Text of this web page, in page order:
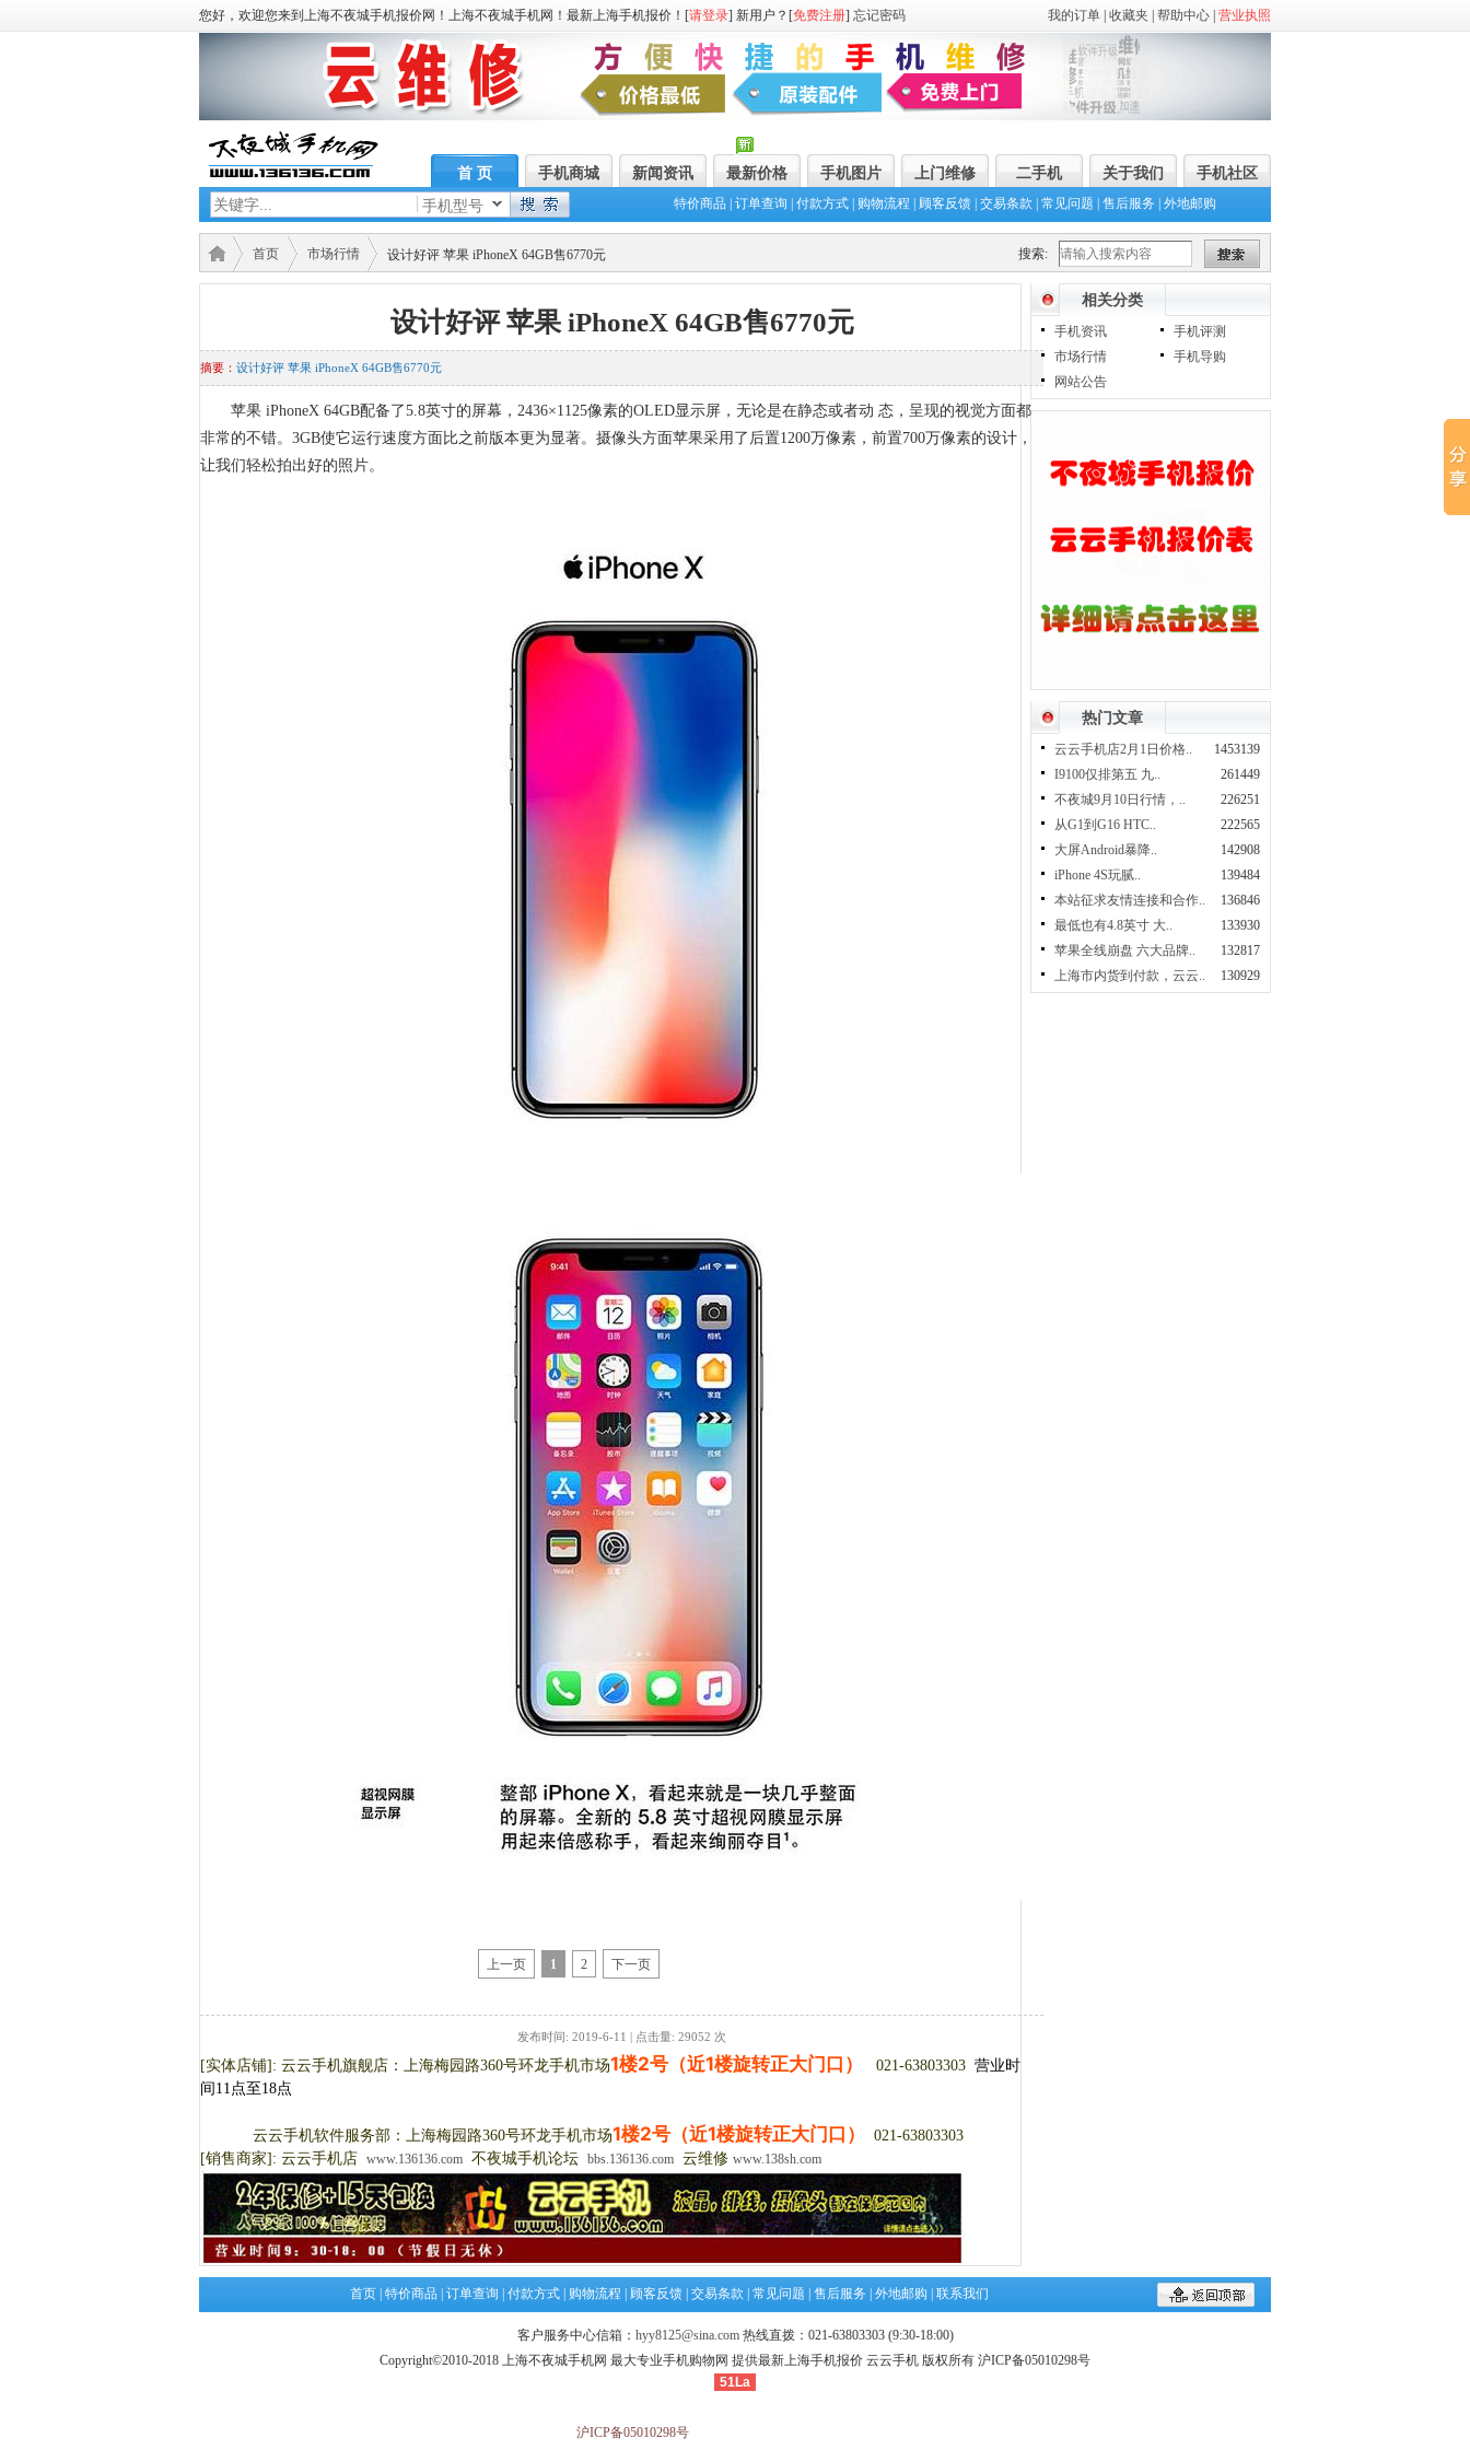
您好，欢迎您来到上海不夜城手机报价网！上海不夜城手机网！最新上海手机报价！[请登录] 新用户？[免费注册] 忘记密码 我的订单 收藏夹 帮助中心 营业执照
首 页 手机商城 新闻资讯 最新价格 手机图片 上门维修 二手机 关于我们
手机社区
手机型号
特价商品 订单查询 付款方式 购物流程 顾客反馈 交易条款 常见问题 售后服务 外地邮购
首页 市场行情 设计好评 苹果 iPhoneX 64GB售6770元 搜索:
设计好评 苹果 iPhoneX 64GB售6770元
摘要： 设计好评 苹果 iPhoneX 64GB售6770元
苹果 iPhoneX 64GB配备了5.8英寸的屏幕，2436×1125像素的OLED显示屏，无论是在静态或者动 态，呈现的视觉方面都
非常的不错。3GB使它运行速度方面比之前版本更为显著。摄像头方面苹果采用了后置1200万像素，前置700万像素的设计，
让我们轻松拍出好的照片。
上一页 1 2 下一页
发布时间: 2019-6-11 | 点击量: 29052 次
[实体店铺]: 云云手机旗舰店：上海梅园路360号环龙手机市场1楼2号（近1楼旋转正大门口） 021-63803303 营业时
间11点至18点
云云手机软件服务部：上海梅园路360号环龙手机市场1楼2号（近1楼旋转正大门口）
021-63803303
[销售商家]: 云云手机店 www.136136.com 不夜城手机论坛 bbs.136136.com 云维修 www.138sh.com
相关分类
手机资讯
手机评测
市场行情
手机导购
网站公告
热门文章
云云手机店2月1日价格..
1453139
I9100仅排第五 九..
261449
不夜城9月10日行情，..
226251
从G1到G16 HTC..
222565
大屏Android暴降..
142908
iPhone 4S玩腻..
139484
本站征求友情连接和合作..
136846
最低也有4.8英寸 大..
133930
苹果全线崩盘 六大品牌..
132817
上海市内货到付款，云云..
130929
首页 特价商品 订单查询 付款方式 购物流程 顾客反馈 交易条款 常见问题 售后服务 外地邮购 联系我们
客户服务中心信箱： hyy8125@sina.com热线直拨：021-63803303 (9:30-18:00)
Copyright©2010-2018 上海不夜城手机网 最大专业手机购物网 提供最新上海手机报价 云云手机 版权所有 沪ICP备05010298号
51La
沪ICP备05010298号